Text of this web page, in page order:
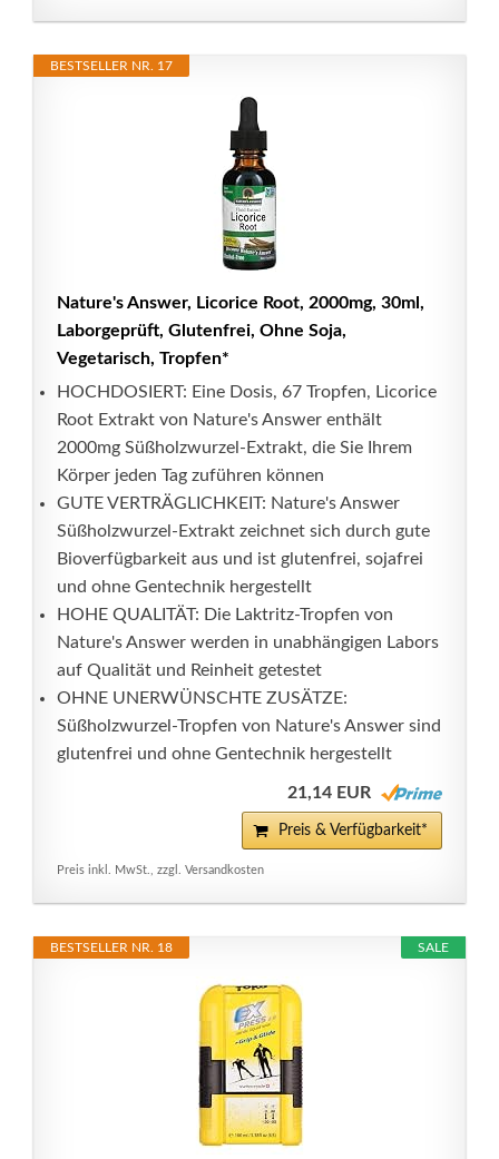
BESTSELLER NR. 17
Nature's Answer, Licorice Root, 2000mg, 30ml,
Laborgeprüft, Glutenfrei, Ohne Soja,
Vegetarisch, Tropfen*
HOCHDOSIERT: Eine Dosis, 67 Tropfen, Licorice
Root Extrakt von Nature's Answer enthält
2000mg Süßholzwurzel-Extrakt, die Sie Ihrem
Körper jeden Tag zuführen können
GUTE VERTRÄGLICHKEIT: Nature's Answer
Süßholzwurzel-Extrakt zeichnet sich durch gute
Bioverfügbarkeit aus und ist glutenfrei, sojafrei
und ohne Gentechnik hergestellt
HOHE QUALITÄT: Die Laktritz-Tropfen von
Nature's Answer werden in unabhängigen Labors
auf Qualität und Reinheit getestet
OHNE UNERWÜNSCHTE ZUSÄTZE:
Süßholzwurzel-Tropfen von Nature's Answer sind
glutenfrei und ohne Gentechnik hergestellt
21,14 EUR
Preis & Verfügbarkeit*
Preis inkl. MwSt., zzgl. Versandkosten
SALE
BESTSELLER NR. 18